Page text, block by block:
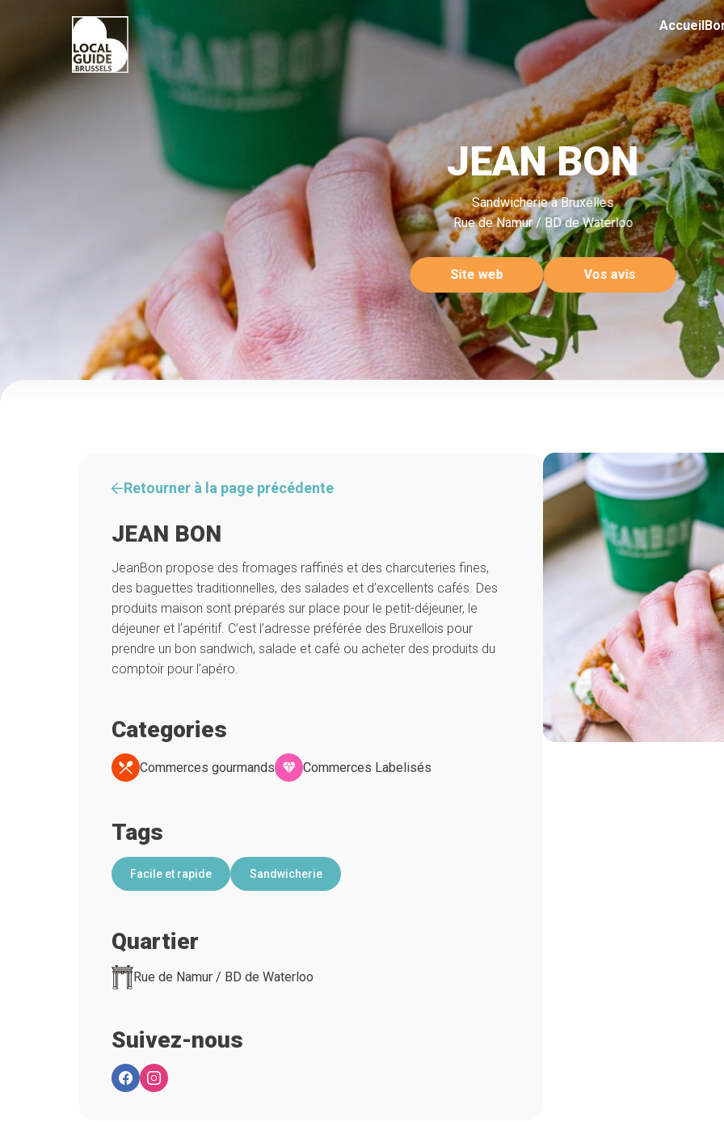
Accueil
JEAN BON
Sandwicherie à Bruxelles
Rue de Namur / BD de Waterloo
Site web Vos avis
Retourner à la page précédente
JEAN BON
JeanBon propose des fromages raffinés et des charcuteries fines,
des baguettes traditionnelles, des salades et d’excellents cafés. Des
produits maison sont préparés sur place pour le petit-déjeuner, le
déjeuner et l’apéritif. C’est l’adresse préférée des Bruxellois pour
prendre un bon sandwich, salade et café ou acheter des produits du
comptoir pour l’apéro.
Categories
Commerces gourmands Commerces Labelisés
Tags
Facile et rapide Sandwicherie
Quartier
Rue de Namur / BD de Waterloo
Suivez-nous